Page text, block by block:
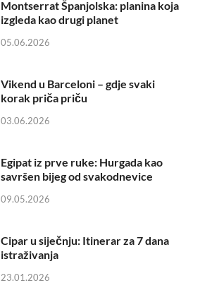
Montserrat Španjolska: planina koja
izgleda kao drugi planet
05.06.2026
Vikend u Barceloni – gdje svaki
korak priča priču
03.06.2026
Egipat iz prve ruke: Hurgada kao
savršen bijeg od svakodnevice
09.05.2026
Cipar u siječnju: Itinerar za 7 dana
istraživanja
23.01.2026